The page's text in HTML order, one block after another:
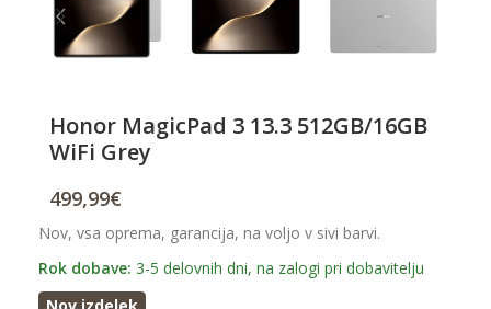
Honor MagicPad 3 13.3 512GB/16GB
WiFi Grey
499,99€
Nov, vsa oprema, garancija, na voljo v sivi barvi.
Rok dobave: 3-5 delovnih dni, na zalogi pri dobavitelju